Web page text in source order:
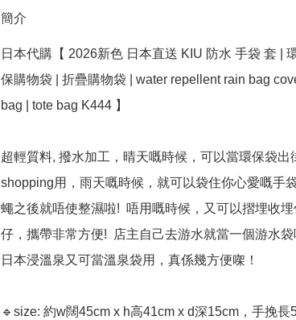
簡介
日本代購【 2026新色 日本直送 KIU 防水 手袋 套 |
保購物袋 | 折疊購物袋 | water repellent rain bag
bag | tote bag K444 】﻿
超輕質料, 撥水加工，晴天嘅時候，可以當環保袋出
shopping用，雨天嘅時候，就可以袋住你心愛嘅手
蠅之後就唔使整濕啦!  唔用嘅時候，又可以摺埋收埋
仔，攜帶非常方便!  ﻿店主自己去游水就當一個游水
日本浸溫泉又可當溫泉袋用，真係幾方便㗎！
🔹size: 約w闊45cm x h高41cm x d深15cm﻿，手挽長